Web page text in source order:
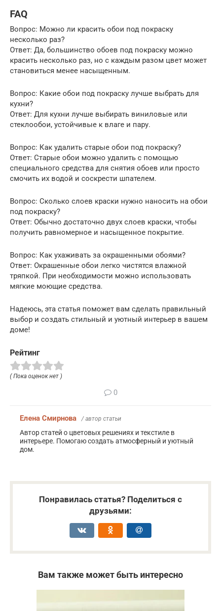
FAQ
Вопрос: Можно ли красить обои под покраску
несколько раз?
Ответ: Да, большинство обоев под покраску можно
красить несколько раз, но с каждым разом цвет может
становиться менее насыщенным.
Вопрос: Какие обои под покраску лучше выбрать для
кухни?
Ответ: Для кухни лучше выбирать виниловые или
стеклообои, устойчивые к влаге и пару.
Вопрос: Как удалить старые обои под покраску?
Ответ: Старые обои можно удалить с помощью
специального средства для снятия обоев или просто
смочить их водой и соскрести шпателем.
Вопрос: Сколько слоев краски нужно наносить на обои
под покраску?
Ответ: Обычно достаточно двух слоев краски, чтобы
получить равномерное и насыщенное покрытие.
Вопрос: Как ухаживать за окрашенными обоями?
Ответ: Окрашенные обои легко чистятся влажной
тряпкой. При необходимости можно использовать
мягкие моющие средства.
Надеюсь, эта статья поможет вам сделать правильный
выбор и создать стильный и уютный интерьер в вашем
доме!
Рейтинг
( Пока оценок нет )
0
Елена Смирнова / автор статьи
Автор статей о цветовых решениях и текстиле в
интерьере. Помогаю создать атмосферный и уютный
дом.
Понравилась статья? Поделиться с
друзьями:
Вам также может быть интересно